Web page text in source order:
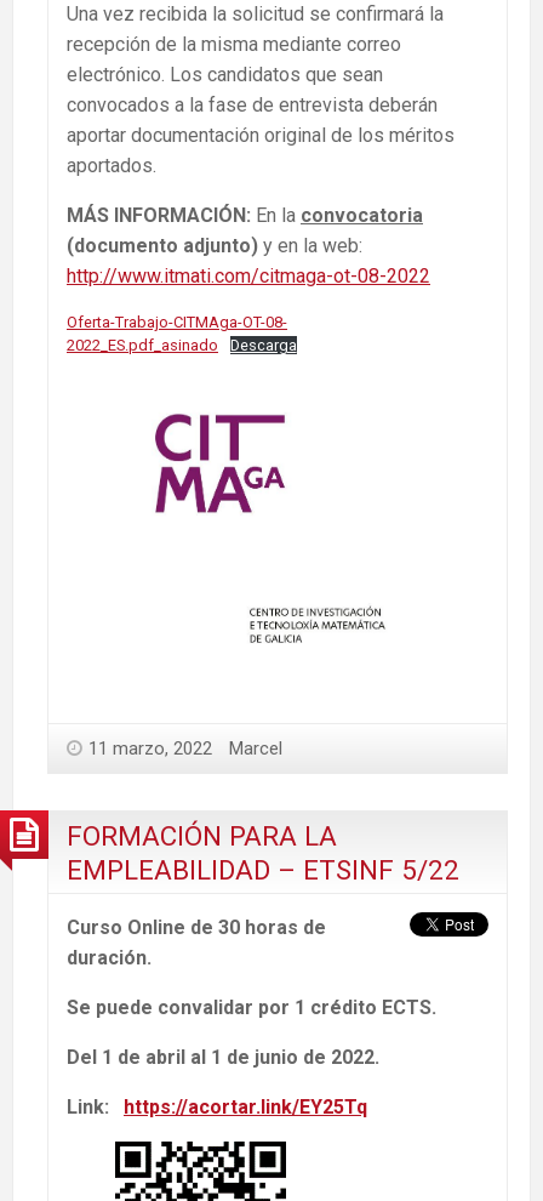
Una vez recibida la solicitud se confirmará la
recepción de la misma mediante correo
electrónico. Los candidatos que sean
convocados a la fase de entrevista deberán
aportar documentación original de los méritos
aportados.
MÁS INFORMACIÓN: En la convocatoria
(documento adjunto) y en la web:
http://www.itmati.com/citmaga-ot-08-2022
Oferta-Trabajo-CITMAga-OT-08-
2022_ES.pdf_asinado
Descarga
11 marzo, 2022 Marcel
FORMACIÓN PARA LA
EMPLEABILIDAD – ETSINF 5/22
Curso Online de 30 horas de
duración.
Se puede convalidar por 1 crédito ECTS.
Del 1 de abril al 1 de junio de 2022.
Link: https://acortar.link/EY25Tq